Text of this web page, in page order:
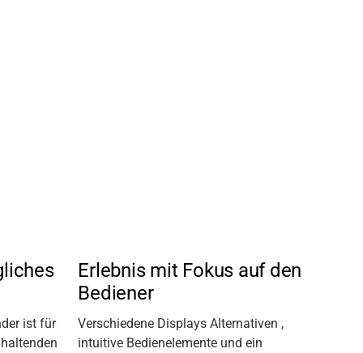
ist für
Erlebnis mit Fokus auf den
Bediener
Verschiedene Displays Alternativen ,
intuitive Bedienelemente und ein